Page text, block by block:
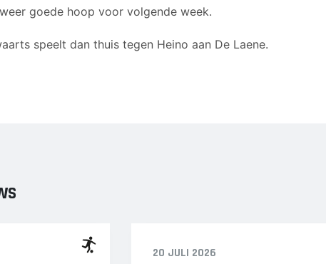
goede hoop voor volgende week.
speelt dan thuis tegen Heino aan De Laene.
20 JULI 2026